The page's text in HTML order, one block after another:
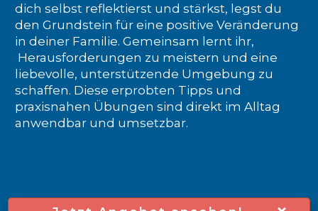
dich selbst reflektierst und stärkst, legst du
den Grundstein für eine positive Veränderung
in deiner Familie. Gemeinsam lernt ihr,
Herausforderungen zu meistern und eine
liebevolle, unterstützende Umgebung zu
schaffen. Diese erprobten Tipps und
praxisnahen Übungen sind direkt im Alltag
anwendbar und umsetzbar.